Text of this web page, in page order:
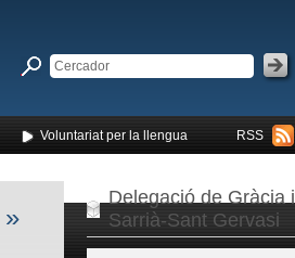
RSS
Voluntariat per la llengua
»
Delegació de Gràcia i
Sarrià-Sant Gervasi